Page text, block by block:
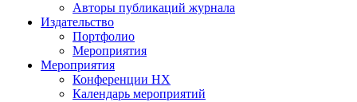
Авторы публикаций журнала
Издательство
Портфолио
Мероприятия
Мероприятия
Конференции НХ
Календарь мероприятий